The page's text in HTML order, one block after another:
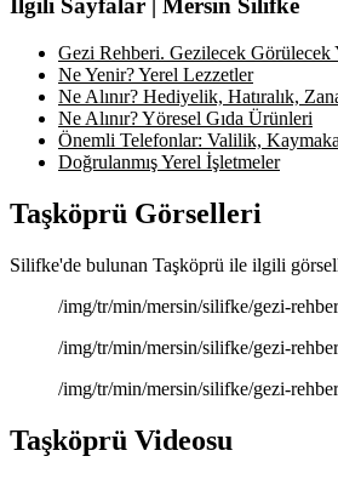
İlgili Sayfalar | Mersin Silifke
Gezi Rehberi. Gezilecek Görülecek
Ne Yenir? Yerel Lezzetler
Ne Alınır? Hediyelik, Hatıralık,
Ne Alınır? Yöresel Gıda Ürünleri
Önemli Telefonlar: Valilik,
Doğrulanmış Yerel İşletmeler
Taşköprü Görselleri
Silifke'de bulunan Taşköprü ile ilgili
/img/tr/min/mersin/silifke/gezi-
/img/tr/min/mersin/silifke/gezi-
/img/tr/min/mersin/silifke/gezi-
Taşköprü Videosu